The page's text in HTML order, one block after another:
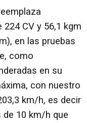
CV y 56,1 kgm
en las pruebas
como
en su
con nuestro
km/h, es decir
de 10 km/h que